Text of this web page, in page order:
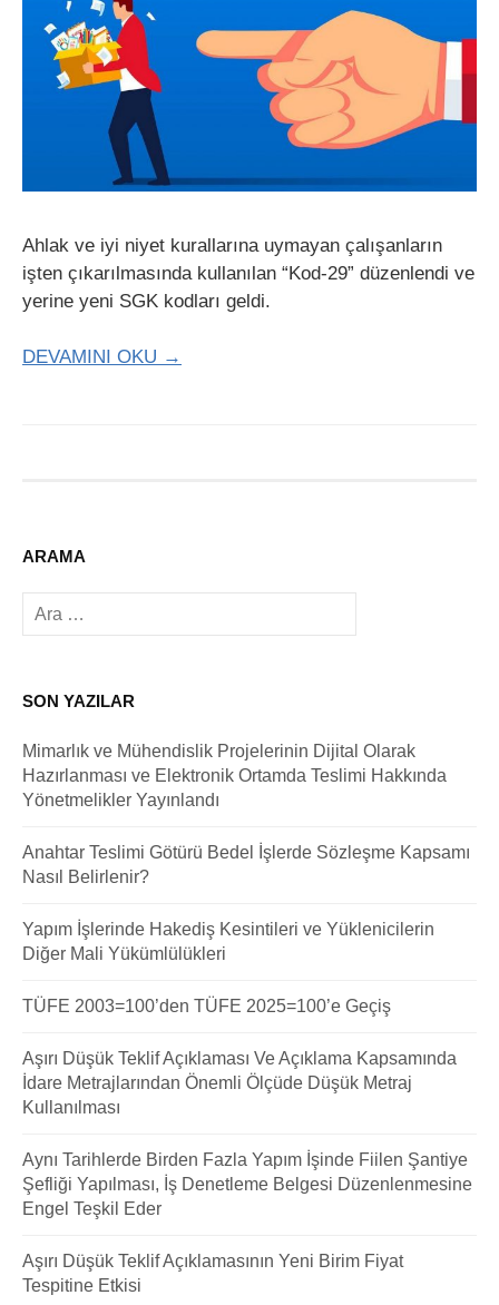
Ahlak ve iyi niyet kurallarına uymayan çalışanların
işten çıkarılmasında kullanılan “Kod-29” düzenlendi ve
yerine yeni SGK kodları geldi.
DEVAMINI OKU →
ARAMA
Arama:
SON YAZILAR
Mimarlık ve Mühendislik Projelerinin Dijital Olarak
Hazırlanması ve Elektronik Ortamda Teslimi Hakkında
Yönetmelikler Yayınlandı
Anahtar Teslimi Götürü Bedel İşlerde Sözleşme Kapsamı
Nasıl Belirlenir?
Yapım İşlerinde Hakediş Kesintileri ve Yüklenicilerin
Diğer Mali Yükümlülükleri
TÜFE 2003=100’den TÜFE 2025=100’e Geçiş
Aşırı Düşük Teklif Açıklaması Ve Açıklama Kapsamında
İdare Metrajlarından Önemli Ölçüde Düşük Metraj
Kullanılması
Aynı Tarihlerde Birden Fazla Yapım İşinde Fiilen Şantiye
Şefliği Yapılması, İş Denetleme Belgesi Düzenlenmesine
Engel Teşkil Eder
Aşırı Düşük Teklif Açıklamasının Yeni Birim Fiyat
Tespitine Etkisi